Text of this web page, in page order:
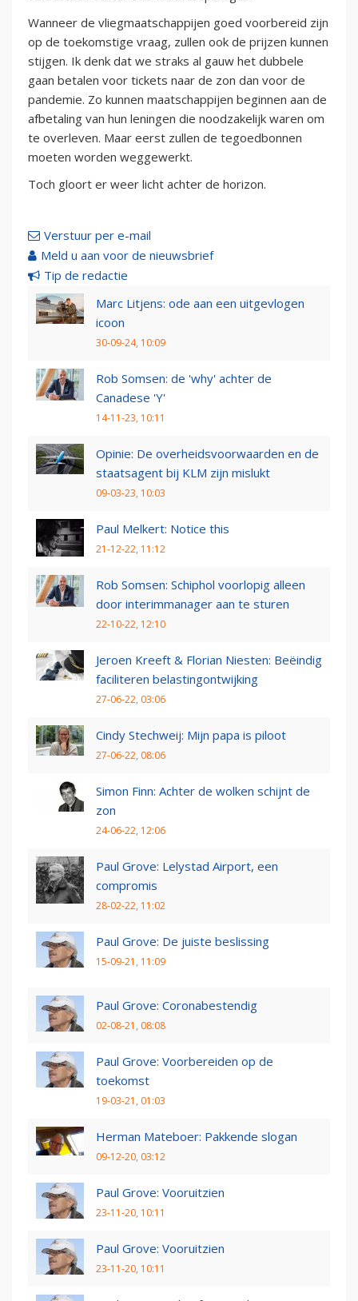
Wanneer de vliegmaatschappijen goed voorbereid zijn
op de toekomstige vraag, zullen ook de prijzen kunnen
stijgen. Ik denk dat we straks al gauw het dubbele
gaan betalen voor tickets naar de zon dan voor de
pandemie. Zo kunnen maatschappijen beginnen aan de
afbetaling van hun leningen die noodzakelijk waren om
te overleven. Maar eerst zullen de tegoedbonnen
moeten worden weggewerkt.
Toch gloort er weer licht achter de horizon.
Verstuur per e-mail
Meld u aan voor de nieuwsbrief
Tip de redactie
Marc Litjens: ode aan een uitgevlogen
icoon
30-09-24, 10:09
Rob Somsen: de 'why' achter de
Canadese 'Y'
14-11-23, 10:11
Opinie: De overheidsvoorwaarden en de
staatsagent bij KLM zijn mislukt
09-03-23, 10:03
Paul Melkert: Notice this
21-12-22, 11:12
Rob Somsen: Schiphol voorlopig alleen
door interimmanager aan te sturen
22-10-22, 12:10
Jeroen Kreeft & Florian Niesten: Beëindig
faciliteren belastingontwijking
27-06-22, 03:06
Cindy Stechweij: Mijn papa is piloot
27-06-22, 08:06
Simon Finn: Achter de wolken schijnt de
zon
24-06-22, 12:06
Paul Grove: Lelystad Airport, een
compromis
28-02-22, 11:02
Paul Grove: De juiste beslissing
15-09-21, 11:09
Paul Grove: Coronabestendig
02-08-21, 08:08
Paul Grove: Voorbereiden op de
toekomst
19-03-21, 01:03
Herman Mateboer: Pakkende slogan
09-12-20, 03:12
Paul Grove: Vooruitzien
23-11-20, 10:11
Paul Grove: Vooruitzien
23-11-20, 10:11